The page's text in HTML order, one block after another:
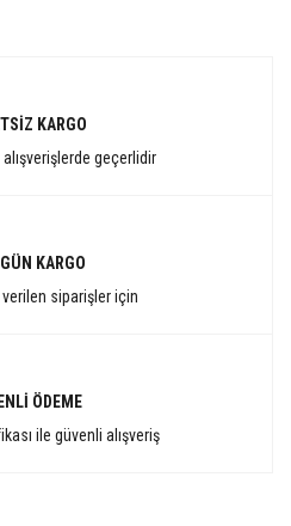
KARGO
geçerlidir
KARGO
siparişler için
ÖDEME
ile güvenli alışveriş